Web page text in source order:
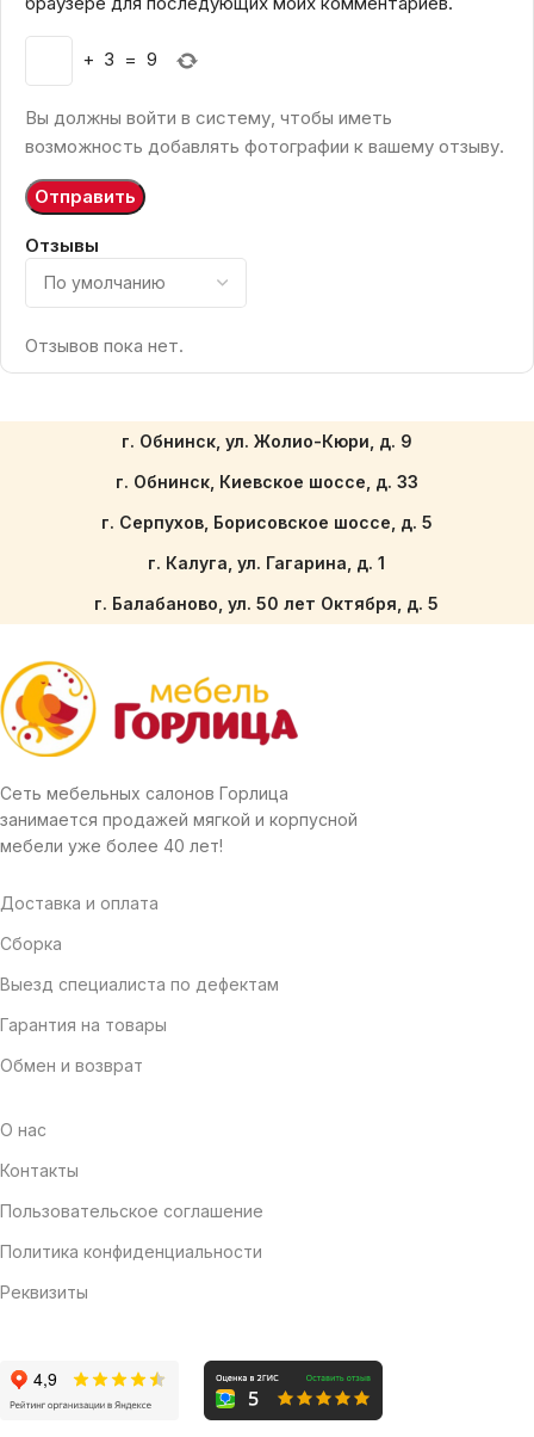
Отзывы
Отзывов пока нет.
+ 3 = 9
Вы должны войти в систему, чтобы иметь
возможность добавлять фотографии к вашему отзыву.
г. Обнинск, ул. Жолио-Кюри, д. 9
г. Обнинск, Киевское шоссе, д. 33
г. Серпухов, Борисовское шоссе, д. 5
г. Калуга, ул. Гагарина, д. 1
г. Балабаново, ул. 50 лет Октября, д. 5
Сеть мебельных салонов Горлица
занимается продажей мягкой и корпусной
мебели уже более 40 лет!
Доставка и оплата
Сборка
Выезд специалиста по дефектам
Гарантия на товары
Обмен и возврат
О нас
Контакты
Пользовательское соглашение
Политика конфиденциальности
Реквизиты